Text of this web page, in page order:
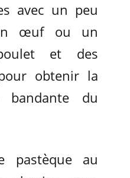
avec un peu
œuf ou un
et des
obtenir la
du
pastèque au